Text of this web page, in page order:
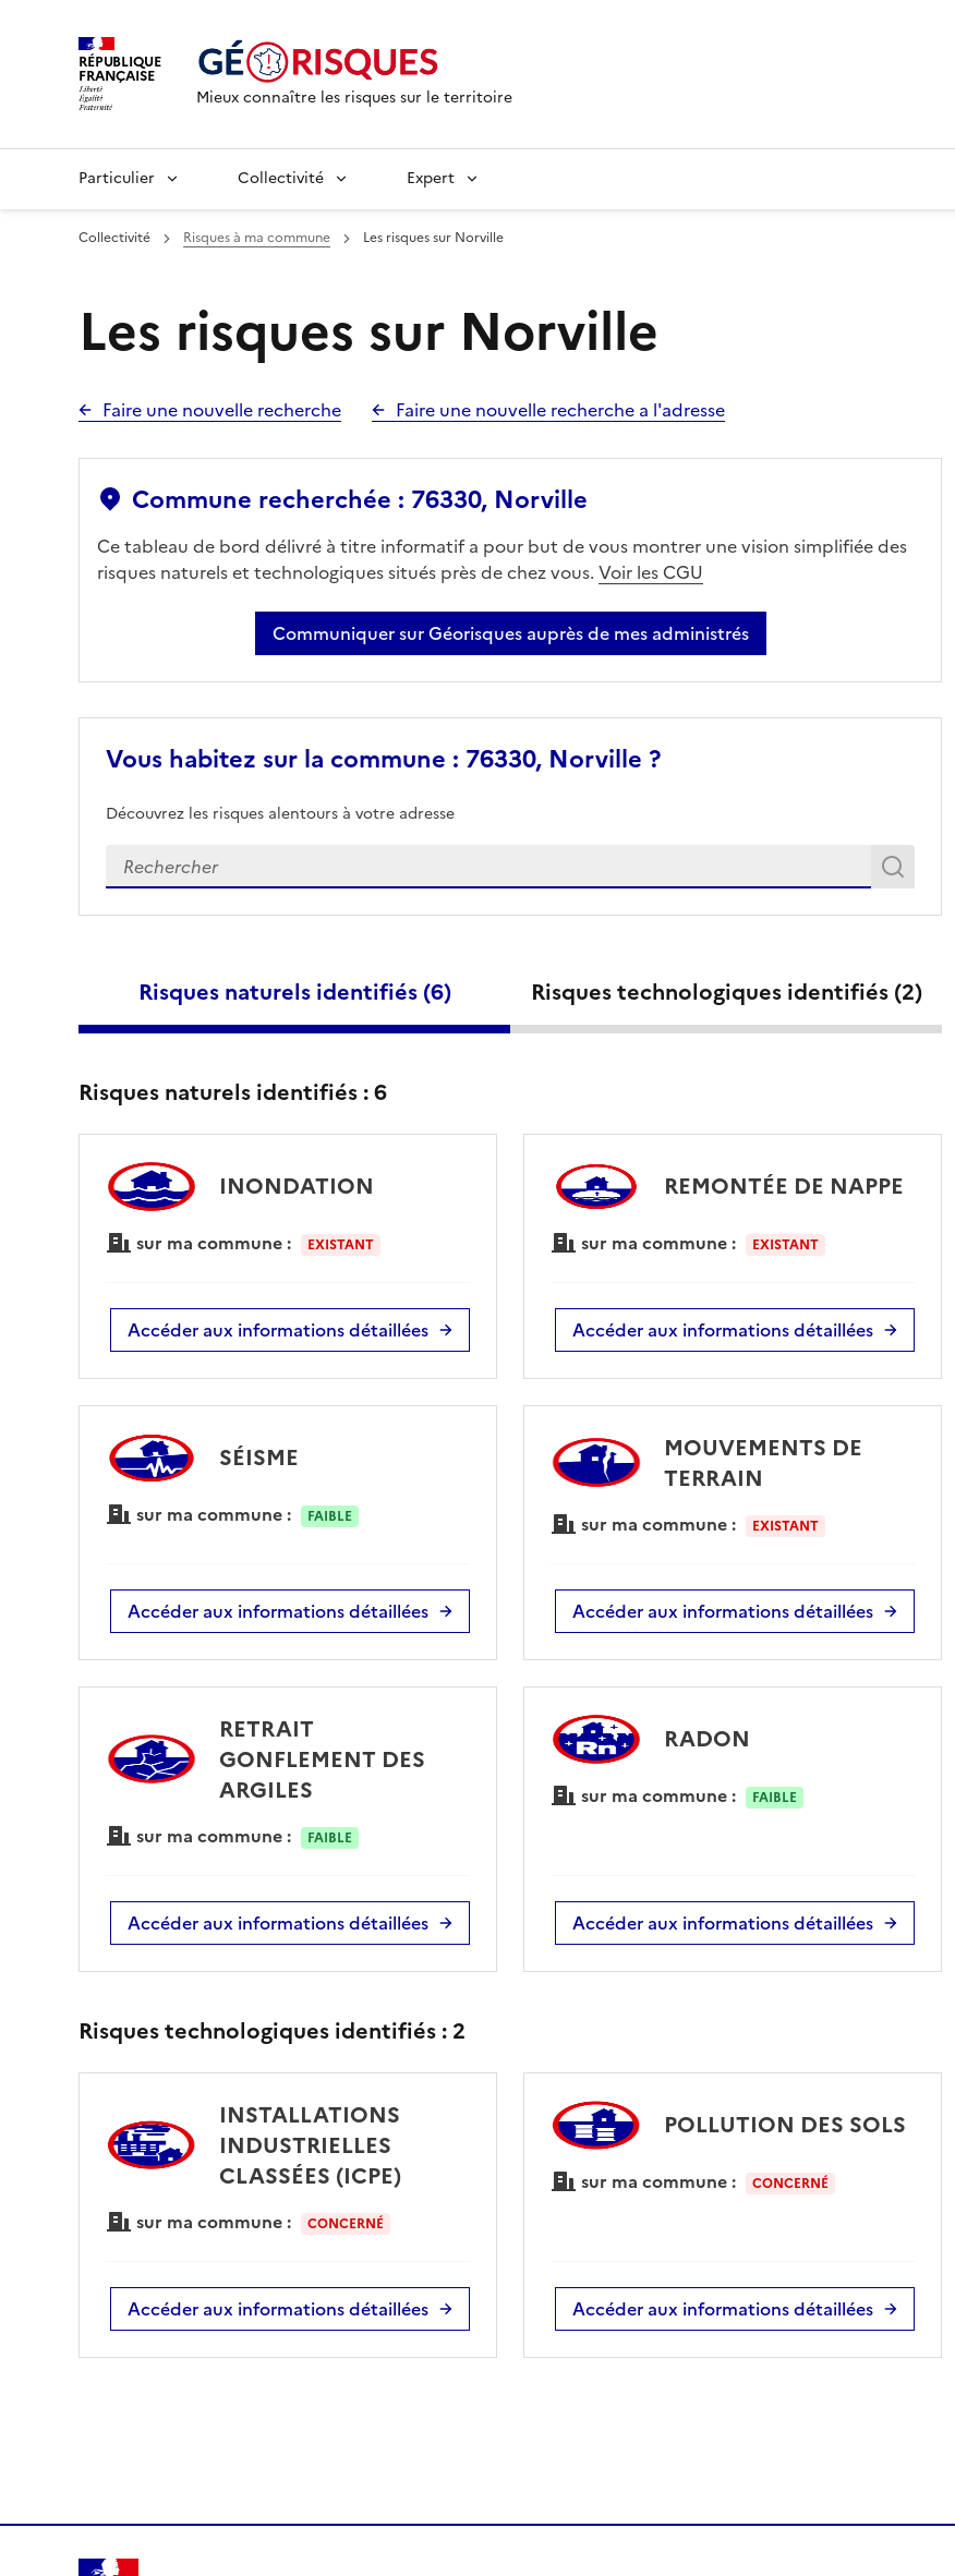
RÉPUBLIQUE
FRANÇAISE
Mieux connaître les risques sur le territoire
Particulier Collectivité Expert
Collectivité Risques à ma commune Les risques sur Norville
Les risques sur Norville
Faire une nouvelle recherche Faire une nouvelle recherche a l'adresse
Commune recherchée : 76330, Norville
Ce tableau de bord délivré à titre informatif a pour but de vous montrer une vision simplifiée des
risques naturels et technologiques situés près de chez vous. Voir les CGU
Communiquer sur Géorisques auprès de mes administrés
Vous habitez sur la commune : 76330, Norville ?
Découvrez les risques alentours à votre adresse
Veuillez renseigner votre adresse exacte
Recherche
Risques naturels identifiés (6) Risques technologiques identifiés (2)
Risques naturels identifiés :6
INONDATION
sur ma commune : EXISTANT
Accéder aux informations détaillées
REMONTÉE DE NAPPE
sur ma commune : EXISTANT
Accéder aux informations détaillées
SÉISME
sur ma commune : FAIBLE
Accéder aux informations détaillées
MOUVEMENTS DE
TERRAIN
sur ma commune : EXISTANT
Accéder aux informations détaillées
RETRAIT
GONFLEMENT DES
ARGILES
sur ma commune : FAIBLE
Accéder aux informations détaillées
RADON
sur ma commune : FAIBLE
Accéder aux informations détaillées
Risques technologiques identifiés : 2
INSTALLATIONS
INDUSTRIELLES
CLASSÉES (ICPE)
sur ma commune : CONCERNÉ
Accéder aux informations détaillées
POLLUTION DES SOLS
sur ma commune : CONCERNÉ
Accéder aux informations détaillées